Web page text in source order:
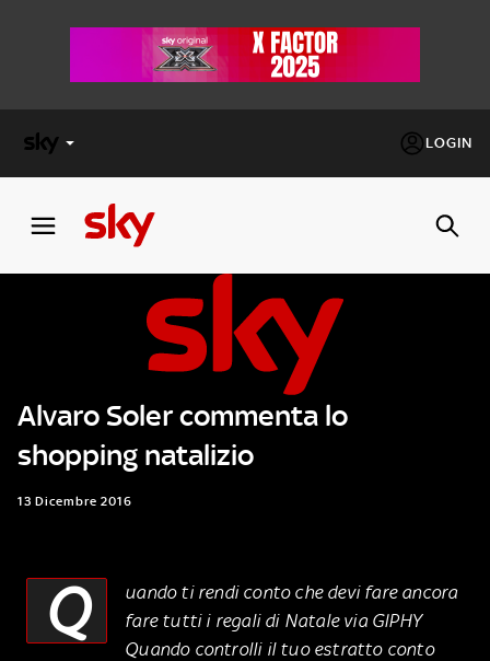
LOGIN
FACTOR
Cos’altro vedere:
PROGRAMMI SKY
Un mondo di offerte:
SKY.IT
Alvaro Soler commenta lo
shopping natalizio
13 Dicembre 2016
Q
uando ti rendi conto che devi fare ancora
fare tutti i regali di Natale via GIPHY
Quando controlli il tuo estratto conto